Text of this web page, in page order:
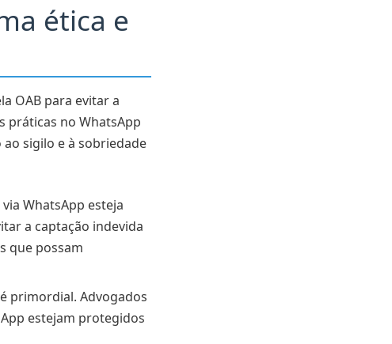
ética e
OAB para evitar a
práticas no WhatsApp
sigilo e à sobriedade
WhatsApp esteja
a captação indevida
que possam
primordial. Advogados
estejam protegidos